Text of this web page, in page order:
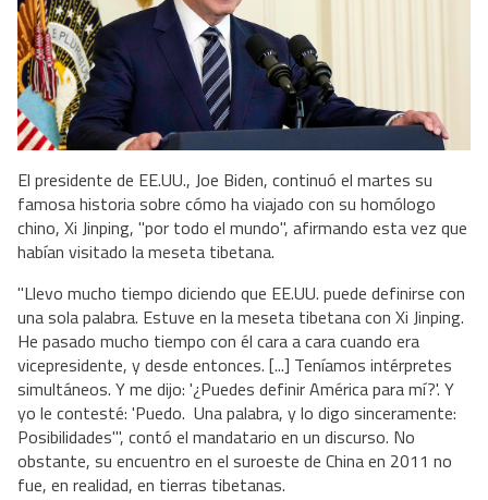
El presidente de EE.UU., Joe Biden, continuó el martes su
famosa historia sobre cómo ha viajado con su homólogo
chino, Xi Jinping, "por todo el mundo", afirmando esta vez que
habían visitado la meseta tibetana.
"Llevo mucho tiempo diciendo que EE.UU. puede definirse con
una sola palabra. Estuve en la meseta tibetana con Xi Jinping.
He pasado mucho tiempo con él cara a cara cuando era
vicepresidente, y desde entonces. [...] Teníamos intérpretes
simultáneos. Y me dijo: '¿Puedes definir América para mí?'. Y
yo le contesté: 'Puedo. Una palabra, y lo digo sinceramente:
Posibilidades'", contó el mandatario en un discurso. No
obstante, su encuentro en el suroeste de China en 2011 no
fue, en realidad, en tierras tibetanas.